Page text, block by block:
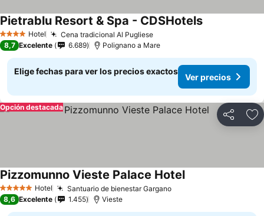
4 EstrellasHotel Cena tradicional Al Pugliese
Pietrablu Resort & Spa - CDSHotels
8,7 Excelente 6.689 Polignano a Mare
Elige fechas para ver los precios exactos
Ver precios
Compartir
Opción destacada
5 Estrellas Hotel Santuario de bienestar Gargano
Pizzomunno Vieste Palace Hotel
8,6 Excelente 1.455 Vieste